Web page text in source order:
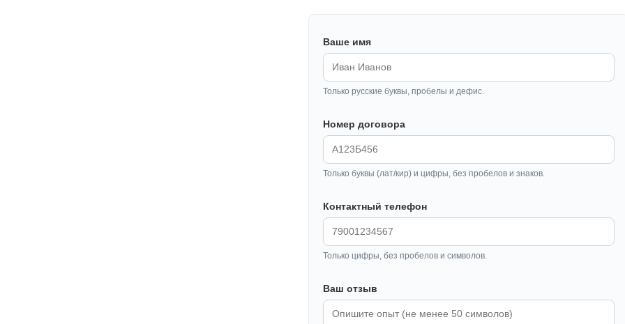
Ваше имя
Только русские буквы, пробелы и дефис.
Номер договора
Только буквы (лат/кир) и цифры, без пробелов и знаков.
Контактный телефон
Только цифры, без пробелов и символов.
Ваш отзыв